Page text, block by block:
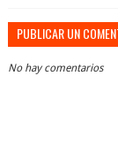
PUBLICAR UN
No hay comentarios